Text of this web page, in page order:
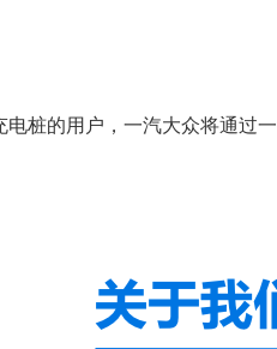
电桩的用户，一汽大众将通过